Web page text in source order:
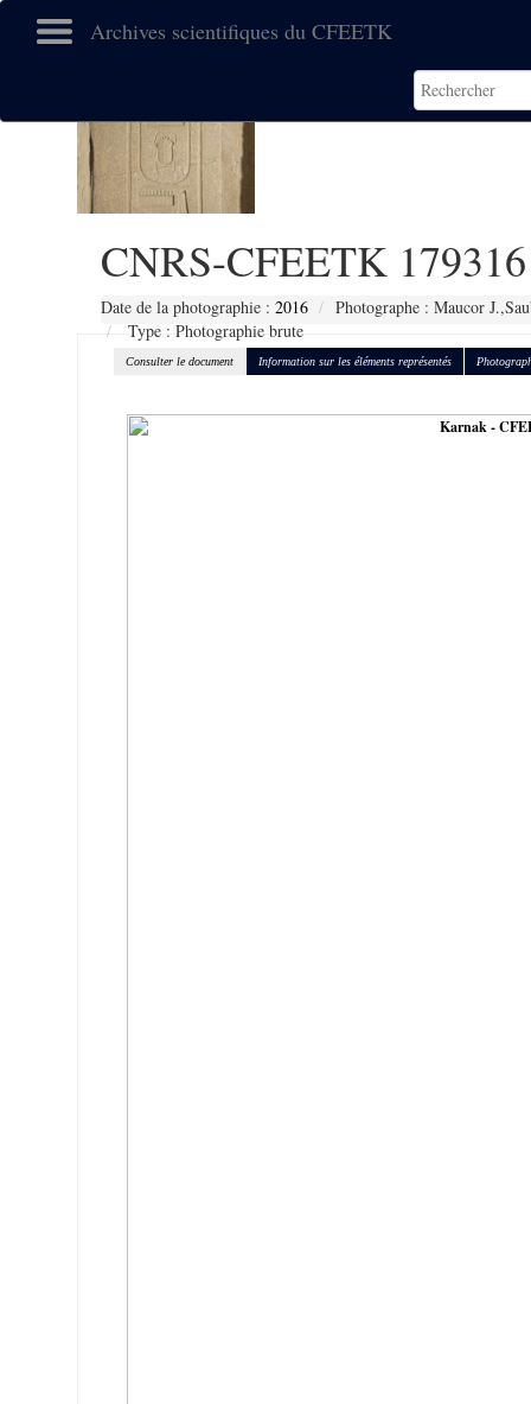
Archives scientifiques du CFEETK
CNRS-CFEETK 179316
Date de la photographie : 2016
Photographe : Maucor
Type : Photographie brute
Consulter le document Information sur les éléments représentés